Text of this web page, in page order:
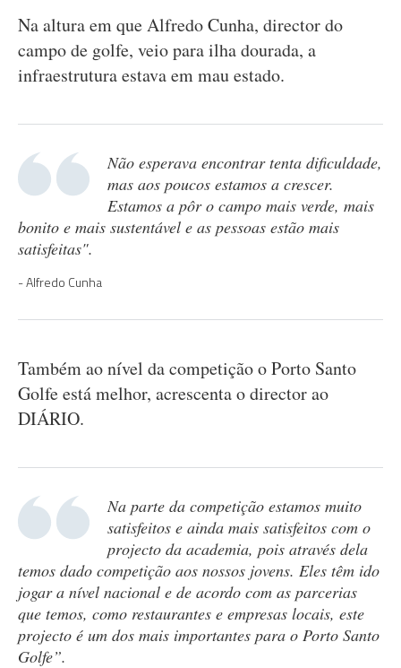
Na altura em que Alfredo Cunha, director do
campo de golfe, veio para ilha dourada, a
infraestrutura estava em mau estado.
Não esperava encontrar tenta dificuldade,
mas aos poucos estamos a crescer.
Estamos a pôr o campo mais verde, mais
bonito e mais sustentável e as pessoas estão mais
satisfeitas".
Alfredo Cunha
Também ao nível da competição o Porto Santo
Golfe está melhor, acrescenta o director ao
DIÁRIO.
Na parte da competição estamos muito
satisfeitos e ainda mais satisfeitos com o
projecto da academia, pois através dela
temos dado competição aos nossos jovens. Eles têm ido
jogar a nível nacional e de acordo com as parcerias
que temos, como restaurantes e empresas locais, este
projecto é um dos mais importantes para o Porto Santo
Golfe”.